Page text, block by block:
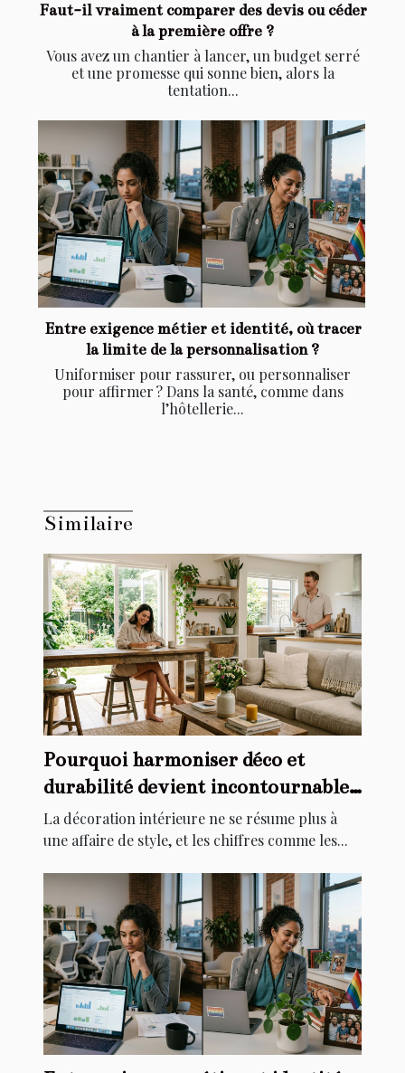
Faut-il vraiment comparer des devis ou céder
à la première offre ?
Vous avez un chantier à lancer, un budget serré
et une promesse qui sonne bien, alors la
tentation...
Entre exigence métier et identité, où tracer
la limite de la personnalisation ?
Uniformiser pour rassurer, ou personnaliser
pour affirmer ? Dans la santé, comme dans
l’hôtellerie...
Similaire
Pourquoi harmoniser déco et
durabilité devient incontournable
chez soi
La décoration intérieure ne se résume plus à
une affaire de style, et les chiffres comme les...